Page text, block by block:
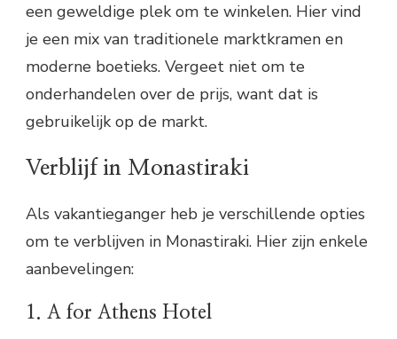
een geweldige plek om te winkelen. Hier vind
je een mix van traditionele marktkramen en
moderne boetieks. Vergeet niet om te
onderhandelen over de prijs, want dat is
gebruikelijk op de markt.
Verblijf in Monastiraki
Als vakantieganger heb je verschillende opties
om te verblijven in Monastiraki. Hier zijn enkele
aanbevelingen:
1. A for Athens Hotel